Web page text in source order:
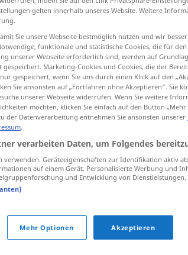
gelten innerhalb unseres Website. Weitere
Sie unsere Webseite bestmöglich nutzen und wir
funktionale und statistische Cookies, die für
unserer Webseite erforderlich sind, werden auf
Marketing-Cookies und Cookies, die der
gespeichert, wenn Sie uns durch einen Klick auf den
Sie ansonsten auf „Fortfahren ohne Akzeptieren“. Sie
unserer Webseite widerrufen. Wenn Sie weitere
möchten, klicken Sie einfach auf den Button
der Datenverarbeitung entnehmen Sie ansonsten unserer
.
verarbeiten Daten, um Folgendes
verwenden. Geräteeigenschaften zur Identifikation aktiv
auf einem Gerät. Personalisierte Werbung und
und Entwicklung von Dienstleistungen.
Mehr Optionen Akzeptieren